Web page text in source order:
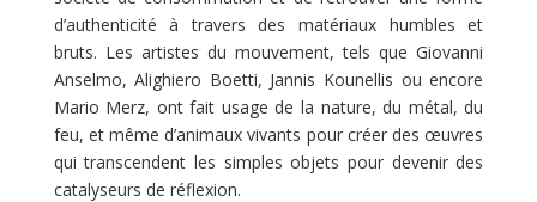
d’authenticité à travers des matériaux humbles et
bruts. Les artistes du mouvement, tels que Giovanni
Anselmo, Alighiero Boetti, Jannis Kounellis ou encore
Mario Merz, ont fait usage de la nature, du métal, du
feu, et même d’animaux vivants pour créer des œuvres
qui transcendent les simples objets pour devenir des
catalyseurs de réflexion.